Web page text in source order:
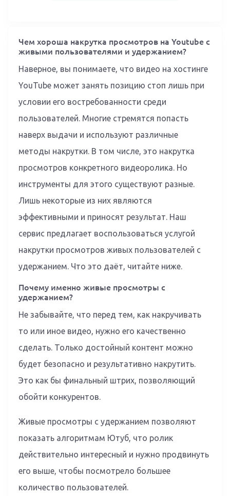
Чем хороша накрутка просмотров на Youtube с
живыми пользователями и удержанием?
Наверное, вы понимаете, что видео на хостинге
YouTube может занять позицию стоп лишь при
условии его востребованности среди
пользователей. Многие стремятся попасть
наверх выдачи и используют различные
методы накрутки. В том числе, это накрутка
просмотров конкретного видеоролика. Но
инструменты для этого существуют разные.
Лишь некоторые из них являются
эффективными и приносят результат. Наш
сервис предлагает воспользоваться услугой
накрутки просмотров живых пользователей с
удержанием. Что это даёт, читайте ниже.
Почему именно живые просмотры с
удержанием?
Не забывайте, что перед тем, как накручивать
то или иное видео, нужно его качественно
сделать. Только достойный контент можно
будет безопасно и результативно накрутить.
Это как бы финальный штрих, позволяющий
обойти конкурентов.
Живые просмотры с удержанием позволяют
показать алгоритмам Ютуб, что ролик
действительно интересный и нужно продвинуть
его выше, чтобы посмотрело большее
количество пользователей.